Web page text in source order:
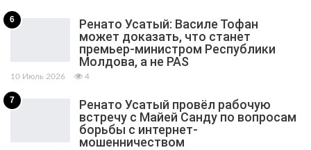
6
Ренато Усатый: Василе Тофан
может доказать, что станет
премьер-министром Республики
Молдова, а не PAS
10 Июль 2026 4
7
Ренато Усатый провёл рабочую
встречу с Майей Санду по вопросам
борьбы с интернет-
мошенничеством